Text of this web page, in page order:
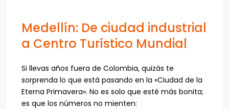
Medellín: De ciudad industrial
a Centro Turístico Mundial
Si llevas años fuera de Colombia, quizás te
sorprenda lo que está pasando en la «Ciudad de la
Eterna Primavera». No es solo que esté más bonita;
es que los números no mienten: